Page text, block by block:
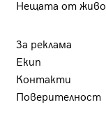
Нещата от
За реклама
Екип
Контакти
Поверителност